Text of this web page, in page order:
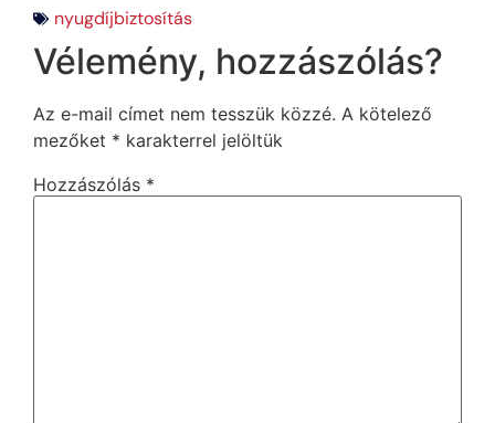
nyugdíjbiztosítás
Vélemény, hozzászólás?
Az e-mail címet nem tesszük közzé. A kötelező
mezőket * karakterrel jelöltük
Hozzászólás *